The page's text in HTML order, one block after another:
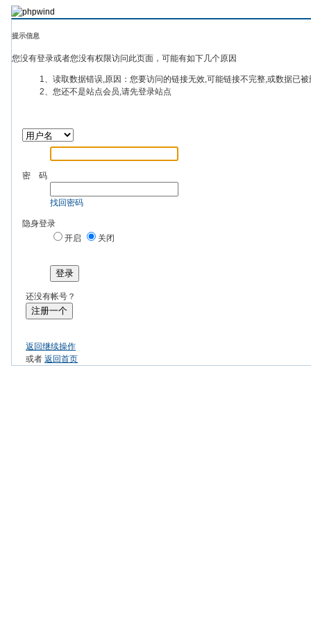
提示信息
您没有登录或者您没有权限访问此页面，可能有如下几个原因
1、读取数据错误,原因：您要访问的链接无效,可能链接不完整,或数据已
2、您还不是站点会员,请先登录站点
密 码
找回密码
隐身登录
开启
关闭
登录
还没有帐号？
注册一个
返回继续操作
或者返回首页